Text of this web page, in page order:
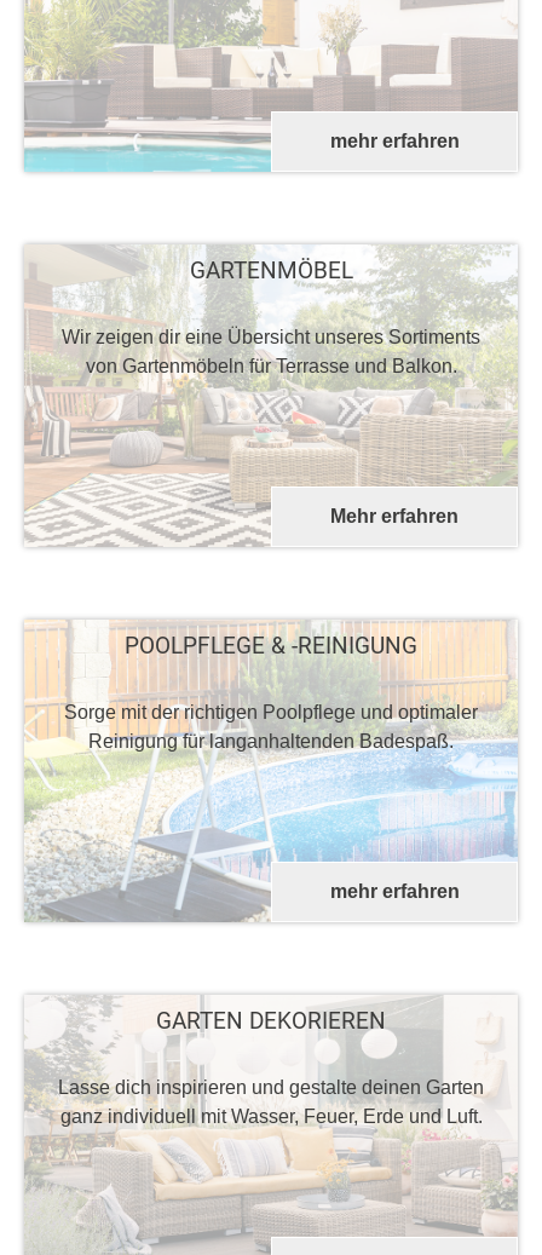
mehr erfahren
GARTENMÖBEL
Wir zeigen dir eine Übersicht unseres Sortiments
von Gartenmöbeln für Terrasse und Balkon.
Mehr erfahren
POOLPFLEGE & -REINIGUNG
Sorge mit der richtigen Poolpflege und optimaler
Reinigung für langanhaltenden Badespaß.
mehr erfahren
GARTEN DEKORIEREN
Lasse dich inspirieren und gestalte deinen Garten
ganz individuell mit Wasser, Feuer, Erde und Luft.